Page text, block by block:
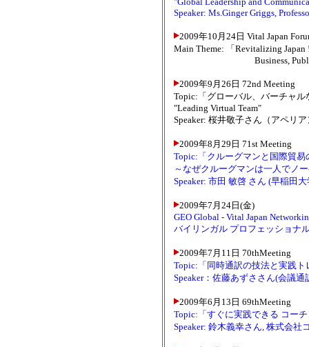
Speaker: Ms.Ginger Griggs,
2009年10月24日 Vital Japan
Main Theme: 「Revitalizing
Business, Public
2009年9月26日 72nd Meeting
Topic:「グローバル、バーチャ
"Leading Virtual Team"
Speaker: 桜井敬子さん（アペリ
2009年8月29日 71st Meeting
Topic:「クルーグマンと国際貿易
～なぜクルーグマンは一人でノ
Speaker: 市田 敏啓 さん (早稲田
2009年7月24日(金)
GEO Global - Vital Japan
バイリンガル プロフェッショナ
2009年7月11日 70thMeeting
Topic:「同時通訳の技法と実践ト
Speaker：佐藤あずささん(会議
2009年6月13日 69thMeeting
Topic:「 すぐに実践できる コー
Speaker: 鈴木義幸さん, 株式会